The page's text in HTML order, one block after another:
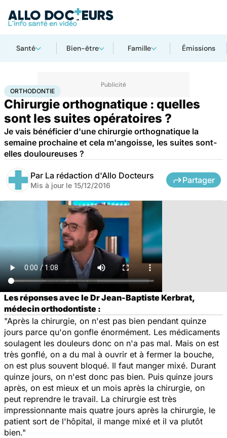
Santé Bien-être Famille Émissions
AccueilSantéMaladies Orthodontie
ORTHODONTIE
Chirurgie orthognatique : quelles
sont les suites opératoires ?
Je vais bénéficier d'une chirurgie orthognatique la
semaine prochaine et cela m'angoisse, les suites sont-
elles douloureuses ?
Par La rédaction d'Allo Docteurs
Mis à jour le 15/12/2016
Partager
Les réponses avec le Dr Jean-Baptiste Kerbrat,
médecin orthodontiste :
"Après la chirurgie, on n'est pas bien pendant quinze
jours parce qu'on gonfle énormément. Les médicaments
soulagent les douleurs donc on n'a pas mal. Mais on est
très gonflé, on a du mal à ouvrir et à fermer la bouche,
on est plus souvent bloqué. Il faut manger mixé. Durant
quinze jours, on n'est donc pas bien. Puis quinze jours
après, on est mieux et un mois après la chirurgie, on
peut reprendre le travail. La chirurgie est très
impressionnante mais quatre jours après la chirurgie, le
patient sort de l'hôpital, il mange mixé et il va plutôt
bien."